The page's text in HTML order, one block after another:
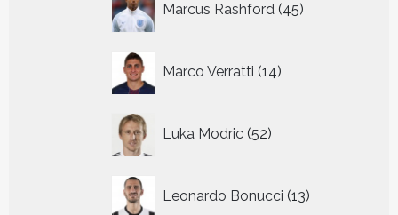
Marcus Rashford 45
producten
Marco Verratti 14
producten
Luka Modric 52
producten
Leonardo Bonucci 13
producten